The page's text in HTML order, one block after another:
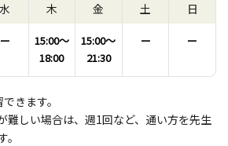
水
ー
木
15:00〜
18:00
金
15:00〜
21:30
土
ー
日
ー
きます。
難しい場合は、週1回など、通い方を先生